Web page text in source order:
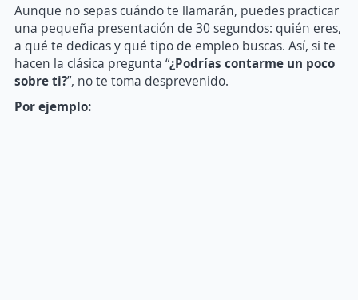
Aunque no sepas cuándo te llamarán, puedes practicar
una pequeña presentación de 30 segundos: quién eres,
a qué te dedicas y qué tipo de empleo buscas. Así, si te
hacen la clásica pregunta “¿Podrías contarme un poco
sobre ti?”, no te toma desprevenido.
Por ejemplo: